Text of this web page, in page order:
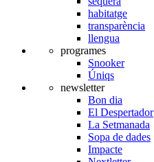
habitatge
transparència
llengua
programes
Snooker
Úniqs
newsletter
Bon dia
El Despertador
La Setmanada
Sopa de dades
Impacte